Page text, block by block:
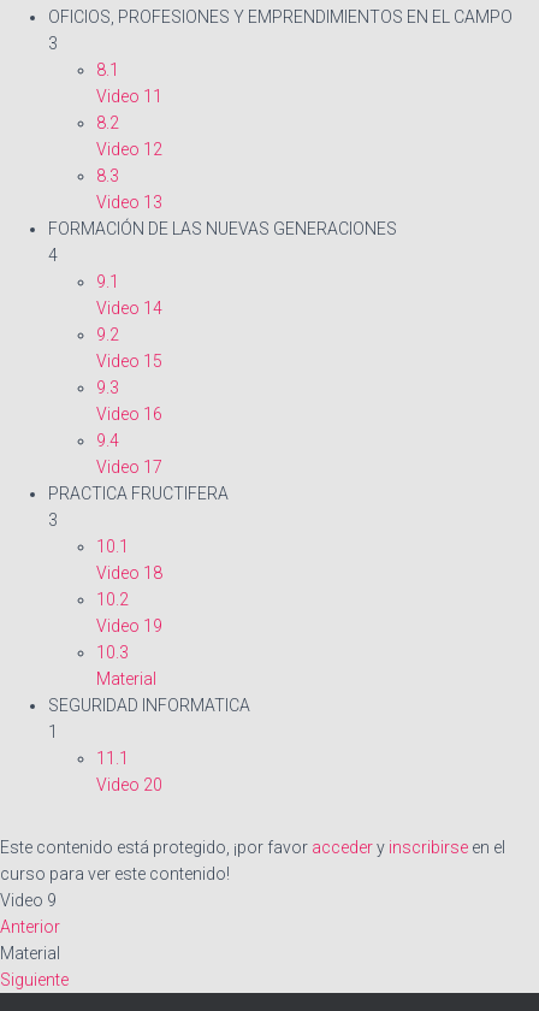
OFICIOS, PROFESIONES Y EMPRENDIMIENTOS EN EL CAMPO
3
8.1
Video 11
8.2
Video 12
8.3
Video 13
FORMACIÓN DE LAS NUEVAS GENERACIONES
4
9.1
Video 14
9.2
Video 15
9.3
Video 16
9.4
Video 17
PRACTICA FRUCTIFERA
3
10.1
Video 18
10.2
Video 19
10.3
Material
SEGURIDAD INFORMATICA
1
11.1
Video 20
Este contenido está protegido, ¡por favor accedery inscribirse en el
curso para ver este contenido!
Video 9
Anterior
Material
Siguiente